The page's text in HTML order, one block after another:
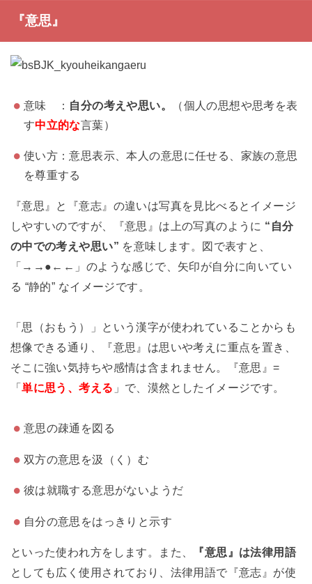
『意思』
意味 ： 自分の考えや思い。
（個人の思想や思考を表
す中立的な言葉）
使い方：意思表示、本人の意思に任せる、家族の意思
を尊重する
『意思』と『意志』の違いは写真を見比べるとイメージ
しやすいのですが、『意思』は上の写真のように “自分
の中での考えや思い” を意味します。図で表すと、
「→→●←←」のような感じで、矢印が自分に向いてい
る “静的” なイメージです。
「思（おもう）」という漢字が使われていることからも
想像できる通り、『意思』は思いや考えに重点を置き、
そこに強い気持ちや感情は含まれません。『意思』=
「単に思う、考える 」で、漠然としたイメージです。
意思の疎通を図る
双方の意思を汲（く）む
彼は就職する意思がないようだ
自分の意思をはっきりと示す
といった使われ方をします。また、
『意思』は法律用語
としても広く使用されており、法律用語で『意志』が使